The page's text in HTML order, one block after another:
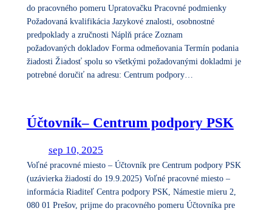
do pracovného pomeru Upratovačku Pracovné podmienky
Požadovaná kvalifikácia Jazykové znalosti, osobnostné
predpoklady a zručnosti Náplň práce Zoznam
požadovaných dokladov Forma odmeňovania Termín podania
žiadosti Žiadosť spolu so všetkými požadovanými dokladmi je
potrebné doručiť na adresu: Centrum podpory…
Účtovník– Centrum podpory PSK
sep 10, 2025
Voľné pracovné miesto – Účtovník pre Centrum podpory PSK
(uzávierka žiadostí do 19.9.2025) Voľné pracovné miesto –
informácia Riaditeľ Centra podpory PSK, Námestie mieru 2,
080 01 Prešov, prijme do pracovného pomeru Účtovníka pre